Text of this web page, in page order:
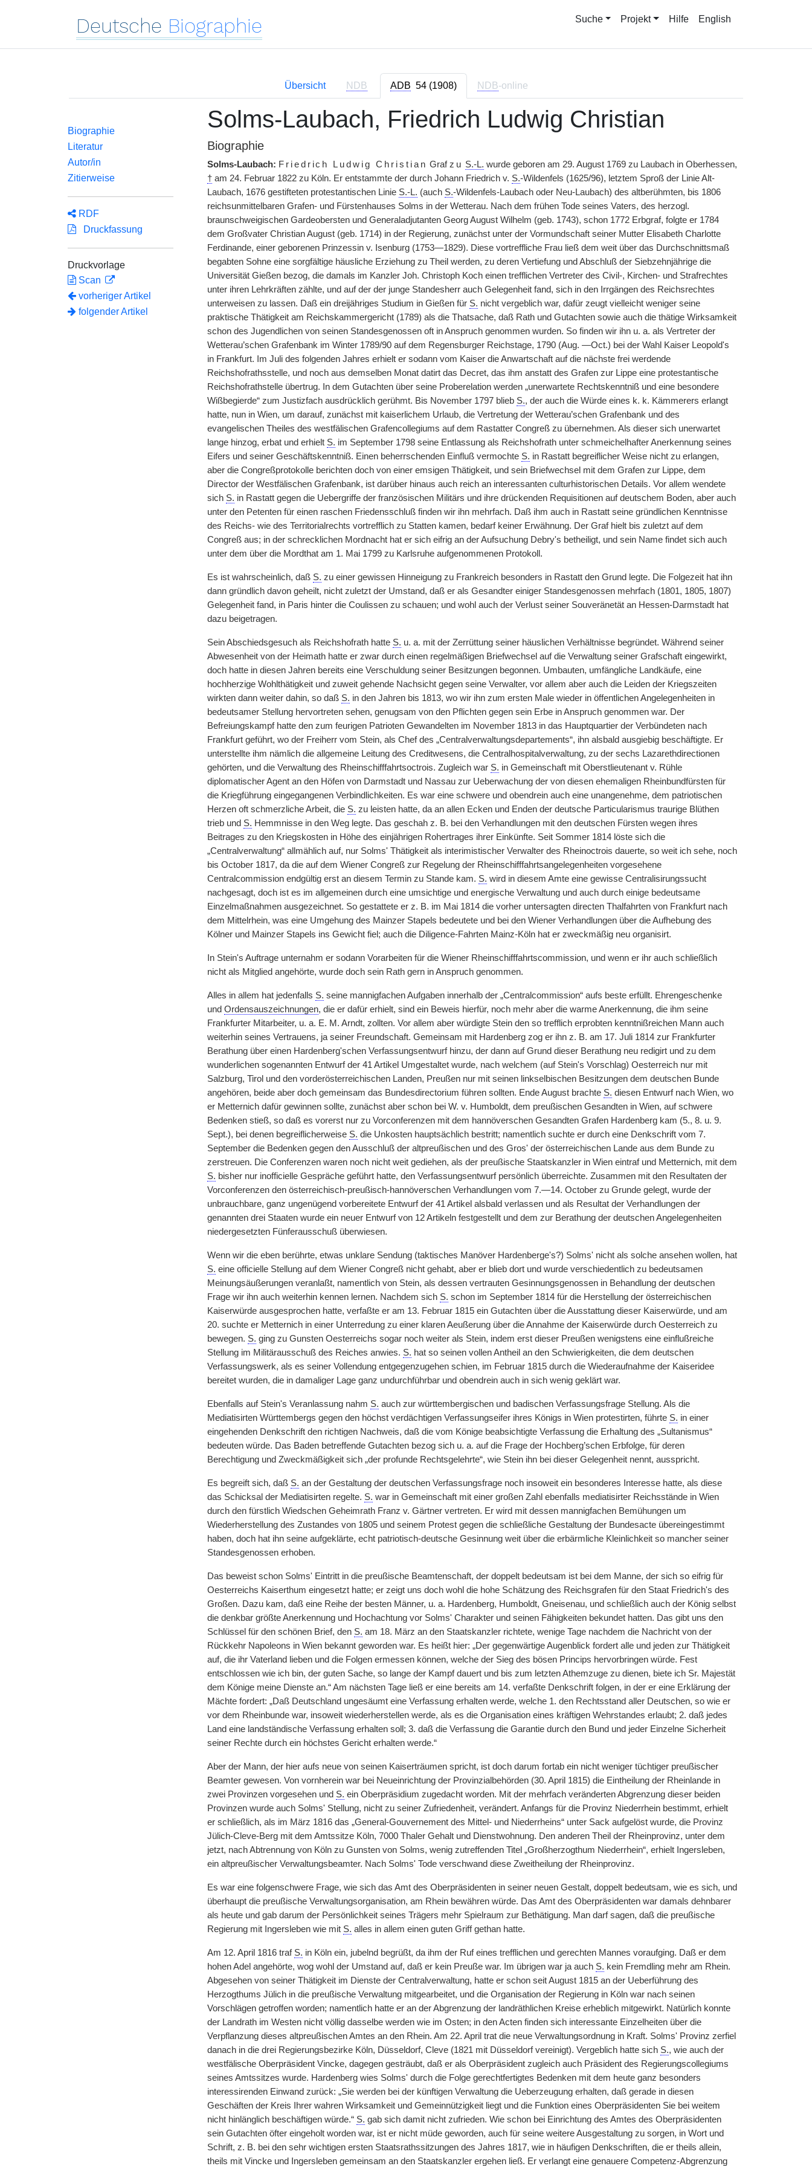
Deutsche Biographie Suche Projekt Hilfe English
Übersicht NDB ADB 54 (1908) NDB-online
Biographie
Literatur
Autor/in
Zitierweise
RDF
Druckfassung
Druckvorlage
Scan
vorheriger Artikel
folgender Artikel
Solms-Laubach, Friedrich Ludwig Christian
Biographie
Solms-Laubach: Friedrich Ludwig Christian Grafzu S.-L. wurde geboren am 29. August 1769 zu Laubach in Oberhessen,
†am 24. Februar 1822 zu Köln. Er entstammte der durch Johann Friedrich v. S.-Wildenfels (1625/96), letztem Sproß der Linie Alt-
Laubach, 1676 gestifteten protestantischen Linie S.-L. (auch S.-Wildenfels-Laubach oder Neu-Laubach) des altberühmten, bis 1806
reichsunmittelbaren Grafen- und Fürstenhauses Solms in der Wetterau. Nach dem frühen Tode seines Vaters, des herzogl.
braunschweigischen Gardeobersten und Generaladjutanten Georg August Wilhelm (geb. 1743), schon 1772 Erbgraf, folgte er 1784
dem Großvater Christian August (geb. 1714) in der Regierung, zunächst unter der Vormundschaft seiner Mutter Elisabeth Charlotte
Ferdinande, einer geborenen Prinzessin v. Isenburg (1753—1829). Diese vortreffliche Frau ließ dem weit über das Durchschnittsmaß
begabten Sohne eine sorgfältige häusliche Erziehung zu Theil werden, zu deren Vertiefung und Abschluß der Siebzehnjährige die
Universität Gießen bezog, die damals im Kanzler Joh. Christoph Koch einen trefflichen Vertreter des Civil-, Kirchen- und Strafrechtes
unter ihren Lehrkräften zählte, und auf der der junge Standesherr auch Gelegenheit fand, sich in den Irrgängen des Reichsrechtes
unterweisen zu lassen. Daß ein dreijähriges Studium in Gießen für S. nicht vergeblich war, dafür zeugt vielleicht weniger seine
praktische Thätigkeit am Reichskammergericht (1789) als die Thatsache, daß Rath und Gutachten sowie auch die thätige Wirksamkeit
schon des Jugendlichen von seinen Standesgenossen oft in Anspruch genommen wurden. So finden wir ihn u. a. als Vertreter der
Wetterau’schen Grafenbank im Winter 1789/90 auf dem Regensburger Reichstage, 1790 (Aug. —Oct.) bei der Wahl Kaiser Leopold's
in Frankfurt. Im Juli des folgenden Jahres erhielt er sodann vom Kaiser die Anwartschaft auf die nächste frei werdende
Reichshofrathsstelle, und noch aus demselben Monat datirt das Decret, das ihm anstatt des Grafen zur Lippe eine protestantische
Reichshofrathstelle übertrug. In dem Gutachten über seine Proberelation werden „unerwartete Rechtskenntniß und eine besondere
Wißbegierde“ zum Justizfach ausdrücklich gerühmt. Bis November 1797 blieb S., der auch die Würde eines k. k. Kämmerers erlangt
hatte, nun in Wien, um darauf, zunächst mit kaiserlichem Urlaub, die Vertretung der Wetterau’schen Grafenbank und des
evangelischen Theiles des westfälischen Grafencollegiums auf dem Rastatter Congreß zu übernehmen. Als dieser sich unerwartet
lange hinzog, erbat und erhielt S. im September 1798 seine Entlassung als Reichshofrath unter schmeichelhafter Anerkennung seines
Eifers und seiner Geschäftskenntniß. Einen beherrschenden Einfluß vermochte S. in Rastatt begreiflicher Weise nicht zu erlangen,
aber die Congreßprotokolle berichten doch von einer emsigen Thätigkeit, und sein Briefwechsel mit dem Grafen zur Lippe, dem
Director der Westfälischen Grafenbank, ist darüber hinaus auch reich an interessanten culturhistorischen Details. Vor allem wendete
sich S. in Rastatt gegen die Uebergriffe der französischen Militärs und ihre drückenden Requisitionen auf deutschem Boden, aber auch
unter den Petenten für einen raschen Friedensschluß finden wir ihn mehrfach. Daß ihm auch in Rastatt seine gründlichen Kenntnisse
des Reichs- wie des Territorialrechts vortrefflich zu Statten kamen, bedarf keiner Erwähnung. Der| Graf hielt bis zuletzt auf dem
Congreß aus; in der schrecklichen Mordnacht hat er sich eifrig an der Aufsuchung Debry's betheiligt, und sein Name findet sich auch
unter dem über die Mordthat am 1. Mai 1799 zu Karlsruhe aufgenommenen Protokoll.
Es ist wahrscheinlich, daß S. zu einer gewissen Hinneigung zu Frankreich besonders in Rastatt den Grund legte. Die Folgezeit hat ihn
dann gründlich davon geheilt, nicht zuletzt der Umstand, daß er als Gesandter einiger Standesgenossen mehrfach (1801, 1805, 1807)
Gelegenheit fand, in Paris hinter die Coulissen zu schauen; und wohl auch der Verlust seiner Souveränetät an Hessen-Darmstadt hat
dazu beigetragen.
Sein Abschiedsgesuch als Reichshofrath hatte S. u. a. mit der Zerrüttung seiner häuslichen Verhältnisse begründet. Während seiner
Abwesenheit von der Heimath hatte er zwar durch einen regelmäßigen Briefwechsel auf die Verwaltung seiner Grafschaft eingewirkt,
doch hatte in diesen Jahren bereits eine Verschuldung seiner Besitzungen begonnen. Umbauten, umfängliche Landkäufe, eine
hochherzige Wohlthätigkeit und zuweit gehende Nachsicht gegen seine Verwalter, vor allem aber auch die Leiden der Kriegszeiten
wirkten dann weiter dahin, so daß S. in den Jahren bis 1813, wo wir ihn zum ersten Male wieder in öffentlichen Angelegenheiten in
bedeutsamer Stellung hervortreten sehen, genugsam von den Pflichten gegen sein Erbe in Anspruch genommen war. Der
Befreiungskampf hatte den zum feurigen Patrioten Gewandelten im November 1813 in das Hauptquartier der Verbündeten nach
Frankfurt geführt, wo der Freiherr vom Stein, als Chef des „Centralverwaltungsdepartements“, ihn alsbald ausgiebig beschäftigte. Er
unterstellte ihm nämlich die allgemeine Leitung des Creditwesens, die Centralhospitalverwaltung, zu der sechs Lazarethdirectionen
gehörten, und die Verwaltung des Rheinschifffahrtsoctrois. Zugleich war S. in Gemeinschaft mit Oberstlieutenant v. Rühle
diplomatischer Agent an den Höfen von Darmstadt und Nassau zur Ueberwachung der von diesen ehemaligen Rheinbundfürsten für
die Kriegführung eingegangenen Verbindlichkeiten. Es war eine schwere und obendrein auch eine unangenehme, dem patriotischen
Herzen oft schmerzliche Arbeit, die S. zu leisten hatte, da an allen Ecken und Enden der deutsche Particularismus traurige Blüthen
trieb und S. Hemmnisse in den Weg legte. Das geschah z. B. bei den Verhandlungen mit den deutschen Fürsten wegen ihres
Beitrages zu den Kriegskosten in Höhe des einjährigen Rohertrages ihrer Einkünfte. Seit Sommer 1814 löste sich die
„Centralverwaltung“ allmählich auf, nur Solms' Thätigkeit als interimistischer Verwalter des Rheinoctrois dauerte, so weit ich sehe, noch
bis October 1817, da die auf dem Wiener Congreß zur Regelung der Rheinschifffahrtsangelegenheiten vorgesehene
Centralcommission endgültig erst an diesem Termin zu Stande kam. S. wird in diesem Amte eine gewisse Centralisirungssucht
nachgesagt, doch ist es im allgemeinen durch eine umsichtige und energische Verwaltung und auch durch einige bedeutsame
Einzelmaßnahmen ausgezeichnet. So gestattete er z. B. im Mai 1814 die vorher untersagten directen Thalfahrten von Frankfurt nach
dem Mittelrhein, was eine Umgehung des Mainzer Stapels bedeutete und bei den Wiener Verhandlungen über die Aufhebung des
Kölner und Mainzer Stapels ins Gewicht fiel; auch die Diligence-Fahrten Mainz-Köln hat er zweckmäßig neu organisirt.
In Stein's Auftrage unternahm er sodann Vorarbeiten für die Wiener Rheinschifffahrtscommission, und wenn er ihr auch schließlich
nicht als Mitglied angehörte, wurde doch sein Rath gern in Anspruch genommen.
Alles in allem hat jedenfalls S. seine mannigfachen Aufgaben innerhalb der „Centralcommission“ aufs beste erfüllt. Ehrengeschenke
und Ordensauszeichnungen, die er dafür erhielt, sind ein Beweis hierfür, noch mehr aber die warme Anerkennung, die ihm seine
Frankfurter Mitarbeiter, u. a. E. M. Arndt, zollten. Vor allem aber würdigte Stein den so trefflich erprobten kenntnißreichen Mann auch
weiterhin seines Vertrauens, ja seiner Freundschaft. Gemeinsam mit Hardenberg zog er ihn z. B. am 17. Juli 1814 zur Frankfurter
Berathung über einen Hardenberg'schen Verfassungsentwurf hinzu, der dann auf Grund dieser Berathung neu redigirt und zu dem
wunderlichen sogenannten Entwurf der 41 Artikel Umgestaltet wurde, nach welchem (auf Stein's Vorschlag) Oesterreich nur mit
Salzburg, Tirol und den vorderösterreichischen Landen, Preußen nur mit seinen linkselbischen Besitzungen dem deutschen Bunde
angehören, beide aber doch gemeinsam das Bundesdirectorium führen sollten. Ende August brachte S. diesen Entwurf nach Wien, wo
er Metternich dafür gewinnen sollte, zunächst aber schon bei W. v. Humboldt, dem preußischen Gesandten in Wien, auf schwere
Bedenken stieß, so daß es vorerst nur zu Vorconferenzen mit dem hannöverschen Gesandten Grafen Hardenberg kam (5., 8. u. 9.
Sept.), bei denen begreiflicherweise S. die Unkosten hauptsächlich bestritt; namentlich suchte er durch eine Denkschrift vom 7.
September die Bedenken gegen den Ausschluß der altpreußischen und des Gros' der österreichischen Lande aus dem Bunde zu
zerstreuen. Die Conferenzen waren noch nicht weit gediehen, als der preußische Staatskanzler in Wien eintraf und Metternich, mit dem
S. bisher nur inofficielle Gespräche geführt hatte, den Verfassungsentwurf persönlich überreichte. Zusammen mit den Resultaten der
Vorconferenzen den österreichisch-preußisch-hannöverschen Verhandlungen vom 7.—14. October zu Grunde gelegt, wurde der
unbrauchbare, ganz ungenügend vorbereitete Entwurf der 41 Artikel alsbald verlassen und als Resultat der Verhandlungen der
genannten drei Staaten wurde ein neuer Entwurf von 12 Artikeln festgestellt und dem zur Berathung der deutschen Angelegenheiten
niedergesetzten Fünferausschuß überwiesen.
Wenn wir die eben berührte, etwas unklare Sendung (taktisches Manöver Hardenberge's?) Solms' nicht als solche ansehen wollen, hat
S. eine officielle Stellung auf dem Wiener Congreß nicht gehabt, aber er blieb dort und wurde verschiedentlich zu bedeutsamen
Meinungsäußerungen veranlaßt, namentlich von Stein, als dessen vertrauten Gesinnungsgenossen in Behandlung der deutschen
Frage wir ihn auch weiterhin kennen lernen. Nachdem sich S. schon im September 1814 für die Herstellung der österreichischen
Kaiserwürde ausgesprochen hatte, verfaßte er am 13. Februar 1815 ein Gutachten über die Ausstattung dieser Kaiserwürde, und am
20. suchte er Metternich in einer Unterredung zu einer klaren Aeußerung über die Annahme der Kaiserwürde durch Oesterreich zu
bewegen. S. ging zu Gunsten Oesterreichs sogar noch weiter als Stein, indem erst dieser Preußen wenigstens eine einflußreiche
Stellung im Militärausschuß des Reiches anwies. S. hat so seinen vollen Antheil an den Schwierigkeiten, die dem deutschen
Verfassungswerk, als es seiner Vollendung entgegenzugehen schien, im Februar 1815 durch die Wiederaufnahme der Kaiseridee
bereitet wurden, die in damaliger Lage ganz undurchführbar und obendrein auch in sich wenig geklärt war.
Ebenfalls auf Stein's Veranlassung nahm S. auch zur württembergischen und badischen Verfassungsfrage Stellung. Als die
Mediatisirten Württembergs gegen den höchst verdächtigen Verfassungseifer ihres Königs in Wien protestirten, führte S. in einer
eingehenden Denkschrift den richtigen Nachweis, daß die vom Könige beabsichtigte Verfassung die Erhaltung des „Sultanismus“
bedeuten würde. Das Baden betreffende Gutachten bezog sich u. a. auf die Frage der Hochberg’schen Erbfolge, für deren
Berechtigung und Zweckmäßigkeit| sich „der profunde Rechtsgelehrte“, wie Stein ihn bei dieser Gelegenheit nennt, ausspricht.
Es begreift sich, daß S. an der Gestaltung der deutschen Verfassungsfrage noch insoweit ein besonderes Interesse hatte, als diese
das Schicksal der Mediatisirten regelte. S. war in Gemeinschaft mit einer großen Zahl ebenfalls mediatisirter Reichsstände in Wien
durch den fürstlich Wiedschen Geheimrath Franz v. Gärtner vertreten. Er wird mit dessen mannigfachen Bemühungen um
Wiederherstellung des Zustandes von 1805 und seinem Protest gegen die schließliche Gestaltung der Bundesacte übereingestimmt
haben, doch hat ihn seine aufgeklärte, echt patriotisch-deutsche Gesinnung weit über die erbärmliche Kleinlichkeit so mancher seiner
Standesgenossen erhoben.
Das beweist schon Solms' Eintritt in die preußische Beamtenschaft, der doppelt bedeutsam ist bei dem Manne, der sich so eifrig für
Oesterreichs Kaiserthum eingesetzt hatte; er zeigt uns doch wohl die hohe Schätzung des Reichsgrafen für den Staat Friedrich's des
Großen. Dazu kam, daß eine Reihe der besten Männer, u. a. Hardenberg, Humboldt, Gneisenau, und schließlich auch der König selbst
die denkbar größte Anerkennung und Hochachtung vor Solms' Charakter und seinen Fähigkeiten bekundet hatten. Das gibt uns den
Schlüssel für den schönen Brief, den S. am 18. März an den Staatskanzler richtete, wenige Tage nachdem die Nachricht von der
Rückkehr Napoleons in Wien bekannt geworden war. Es heißt hier: „Der gegenwärtige Augenblick fordert alle und jeden zur Thätigkeit
auf, die ihr Vaterland lieben und die Folgen ermessen können, welche der Sieg des bösen Princips hervorbringen würde. Fest
entschlossen wie ich bin, der guten Sache, so lange der Kampf dauert und bis zum letzten Athemzuge zu dienen, biete ich Sr. Majestät
dem Könige meine Dienste an.“ Am nächsten Tage ließ er eine bereits am 14. verfaßte Denkschrift folgen, in der er eine Erklärung der
Mächte fordert: „Daß Deutschland ungesäumt eine Verfassung erhalten werde, welche 1. den Rechtsstand aller Deutschen, so wie er
vor dem Rheinbunde war, insoweit wiederherstellen werde, als es die Organisation eines kräftigen Wehrstandes erlaubt; 2. daß jedes
Land eine landständische Verfassung erhalten soll; 3. daß die Verfassung die Garantie durch den Bund und jeder Einzelne Sicherheit
seiner Rechte durch ein höchstes Gericht erhalten werde.“
Aber der Mann, der hier aufs neue von seinen Kaiserträumen spricht, ist doch darum fortab ein nicht weniger tüchtiger preußischer
Beamter gewesen. Von vornherein war bei Neueinrichtung der Provinzialbehörden (30. April 1815) die Eintheilung der Rheinlande in
zwei Provinzen vorgesehen und S. ein Oberpräsidium zugedacht worden. Mit der mehrfach veränderten Abgrenzung dieser beiden
Provinzen wurde auch Solms' Stellung, nicht zu seiner Zufriedenheit, verändert. Anfangs für die Provinz Niederrhein bestimmt, erhielt
er schließlich, als im März 1816 das „General-Gouvernement des Mittel- und Niederrheins“ unter Sack aufgelöst wurde, die Provinz
Jülich-Cleve-Berg mit dem Amtssitze Köln, 7000 Thaler Gehalt und Dienstwohnung. Den anderen Theil der Rheinprovinz, unter dem
jetzt, nach Abtrennung von Köln zu Gunsten von Solms, wenig zutreffenden Titel „Großherzogthum Niederrhein“, erhielt Ingersleben,
ein altpreußischer Verwaltungsbeamter. Nach Solms' Tode verschwand diese Zweitheilung der Rheinprovinz.
Es war eine folgenschwere Frage, wie sich das Amt des Oberpräsidenten in seiner neuen Gestalt, doppelt bedeutsam, wie es sich, und
überhaupt die preußische Verwaltungsorganisation, am Rhein bewähren würde. Das Amt des Oberpräsidenten war damals dehnbarer
als heute und gab darum der Persönlichkeit seines Trägers mehr Spielraum zur Bethätigung. Man darf|sagen, daß die preußische
Regierung mit Ingersleben wie mit S. alles in allem einen guten Griff gethan hatte.
Am 12. April 1816 traf S. in Köln ein, jubelnd begrüßt, da ihm der Ruf eines trefflichen und gerechten Mannes voraufging. Daß er dem
hohen Adel angehörte, wog wohl der Umstand auf, daß er kein Preuße war. Im übrigen war ja auch S. kein Fremdling mehr am Rhein.
Abgesehen von seiner Thätigkeit im Dienste der Centralverwaltung, hatte er schon seit August 1815 an der Ueberführung des
Herzogthums Jülich in die preußische Verwaltung mitgearbeitet, und die Organisation der Regierung in Köln war nach seinen
Vorschlägen getroffen worden; namentlich hatte er an der Abgrenzung der landräthlichen Kreise erheblich mitgewirkt. Natürlich konnte
der Landrath im Westen nicht völlig dasselbe werden wie im Osten; in den Acten finden sich interessante Einzelheiten über die
Verpflanzung dieses altpreußischen Amtes an den Rhein. Am 22. April trat die neue Verwaltungsordnung in Kraft. Solms' Provinz zerfiel
danach in die drei Regierungsbezirke Köln, Düsseldorf, Cleve (1821 mit Düsseldorf vereinigt). Vergeblich hatte sich S., wie auch der
westfälische Oberpräsident Vincke, dagegen gesträubt, daß er als Oberpräsident zugleich auch Präsident des Regierungscollegiums
seines Amtssitzes wurde. Hardenberg wies Solms' durch die Folge gerechtfertigtes Bedenken mit dem heute ganz besonders
interessirenden Einwand zurück: „Sie werden bei der künftigen Verwaltung die Ueberzeugung erhalten, daß gerade in diesen
Geschäften der Kreis Ihrer wahren Wirksamkeit und Gemeinnützigkeit liegt und die Funktion eines Oberpräsidenten Sie bei weitem
nicht hinlänglich beschäftigen würde.“ S. gab sich damit nicht zufrieden. Wie schon bei Einrichtung des Amtes des Oberpräsidenten
sein Gutachten öfter eingeholt worden war, ist er nicht müde geworden, auch für seine weitere Ausgestaltung zu sorgen, in Wort und
Schrift, z. B. bei den sehr wichtigen ersten Staatsrathssitzungen des Jahres 1817, wie in häufigen Denkschriften, die er theils allein,
theils mit Vincke und Ingersleben gemeinsam an den Staatskanzler ergehen ließ. Er verlangt eine genauere Competenz-Abgrenzung